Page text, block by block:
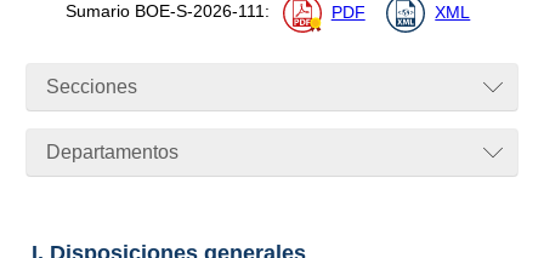
Sumario BOE-S-2026-111: PDF XML
Secciones
Departamentos
I. Disposiciones generales